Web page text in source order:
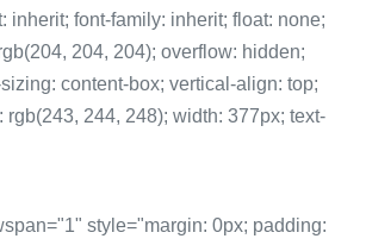
inherit; font-family: inherit; float: none;
204, 204); overflow: hidden;
content-box; vertical-align: top;
rgb(243, 244, 248); width: 377px; text-
style="margin: 0px; padding: